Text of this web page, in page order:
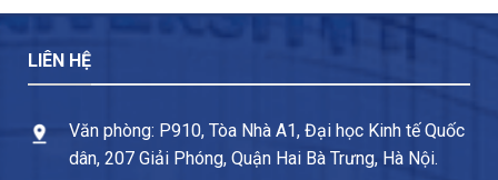
LIÊN HỆ
Văn phòng: P910, Tòa Nhà A1, Đại học Kinh tế Quốc
dân, 207 Giải Phóng, Quận Hai Bà Trưng, Hà Nội.